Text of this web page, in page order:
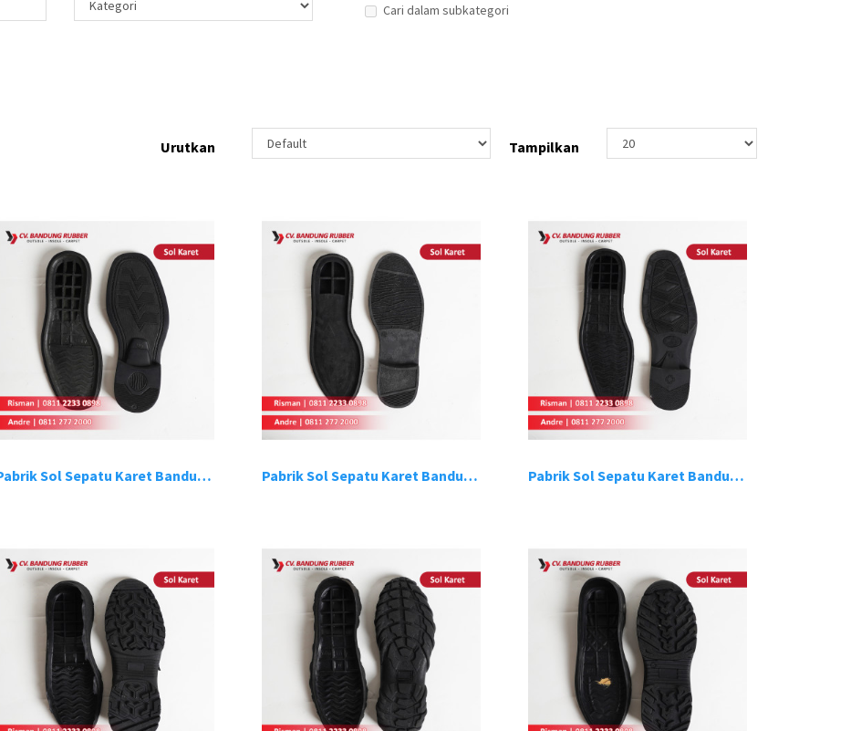
Cari dalam subkategori
Urutkan Tampilkan
Pabrik Sol Sepatu Karet Bandung 3 Pabrik Sol Sepatu Karet Bandung 4 Pabrik Sol Sepatu Karet Bandung 5